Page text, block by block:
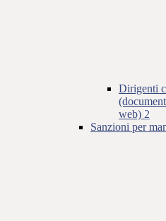
Dirigenti
web) 2
Sanzioni per